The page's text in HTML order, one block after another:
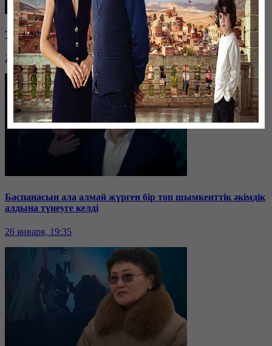
Таразда ТЭЦ қызметкерлері жалақы көтеруді талап етті
26 января, 19:36
Баспанасын ала алмай жүрген бір топ шымкенттік әкімдік
алдына түнеуге келді
26 января, 19:35